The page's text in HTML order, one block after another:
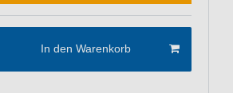
In den Warenkorb